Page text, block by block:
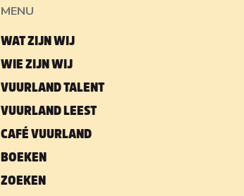
MENU
WAT ZIJN WIJ
WIE ZIJN WIJ
VUURLAND TALENT
VUURLAND LEEST
CAFÉ VUURLAND
BOEKEN
ZOEKEN